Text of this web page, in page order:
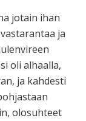
jotain ihan
ja
oli alhaalla,
ja kahdesti
olosuhteet